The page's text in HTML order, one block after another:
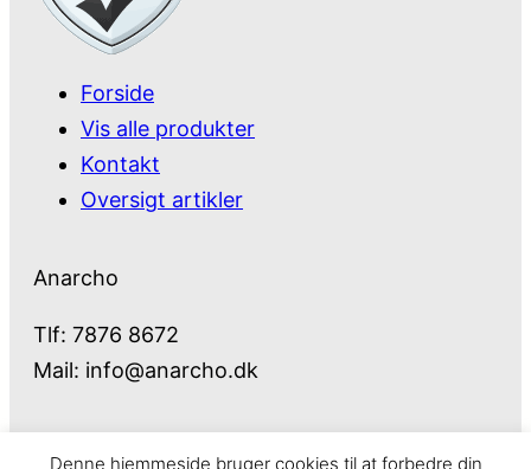
Forside
Vis alle produkter
Kontakt
Oversigt artikler
Anarcho
Tlf: 7876 8672
Mail: info@anarcho.dk
Denne hjemmeside bruger cookies til at forbedre din